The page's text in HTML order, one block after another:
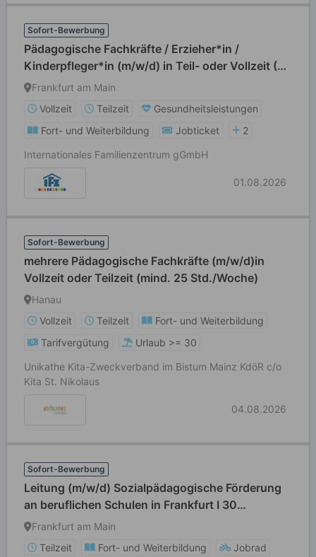
Sofort-Bewerbung
Pädagogische Fachkräfte / Erzieher*in /
Kinderpfleger*in (m/w/d) in Teil- oder Vollzeit (39
Std./Wo)
Frankfurt am Main
Vollzeit
Teilzeit
Gesundheitsleistungen
Fort- und Weiterbildung
Jobticket
2
Internationales Familienzentrum gGmbH
01.08.2026
Sofort-Bewerbung
mehrere Pädagogische Fachkräfte (m/w/d)in
Vollzeit oder Teilzeit (mind. 25 Std./Woche)
Hanau
Vollzeit
Teilzeit
Fort- und Weiterbildung
Tarifvergütung
Urlaub >= 30
Unikathe Kita-Zweckverband im Bistum Mainz KdöR c/o
Kita St. Nikolaus
04.08.2026
Sofort-Bewerbung
Leitung (m/w/d) Sozialpädagogische Förderung
an beruflichen Schulen in Frankfurt I 30
Std/Woche
Frankfurt am Main
Teilzeit
Fort- und Weiterbildung
Jobrad